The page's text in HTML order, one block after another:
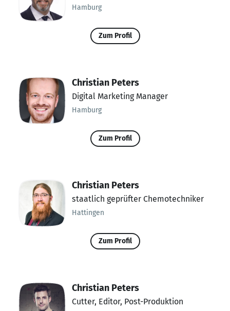
Hamburg
Zum Profil
Christian Peters
Digital Marketing Manager
Hamburg
Zum Profil
Christian Peters
staatlich geprüfter Chemotechniker
Hattingen
Zum Profil
Christian Peters
Cutter, Editor, Post-Produktion